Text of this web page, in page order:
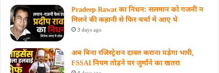
Pradeep Rawat का निधन: सलमान को गजनी न
मिलने की कहानी से फिर चर्चा में आए थे
3 days ago
अब बिना रजिस्ट्रेशन दावत कराना पड़ेगा भारी,
FSSAI नियम तोड़ने पर जुर्माने का खतरा